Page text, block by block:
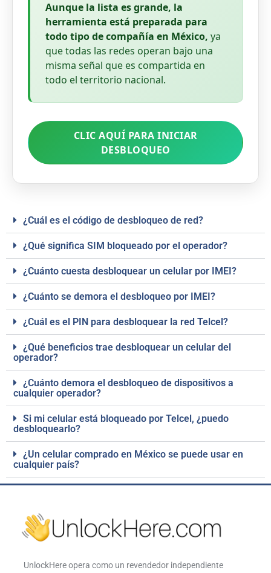
Aunque la lista es grande, la
herramienta está preparada para
todo tipo de compañía en México, ya
que todas las redes operan bajo una
misma señal que es compartida en
todo el territorio nacional.
CLIC AQUÍ PARA INICIAR
DESBLOQUEO
¿Cuál es el código de desbloqueo de red?
¿Qué significa SIM bloqueado por el operador?
¿Cuánto cuesta desbloquear un celular por IMEI?
¿Cuánto se demora el desbloqueo por IMEI?
¿Cuál es el PIN para desbloquear la red Telcel?
¿Qué beneficios trae desbloquear un celular del
operador?
¿Cuánto demora el desbloqueo de dispositivos a
cualquier operador?
Si mi celular está bloqueado por Telcel, ¿puedo
desbloquearlo?
¿Un celular comprado en México se puede usar en
cualquier país?
UnlockHere opera como un revendedor independiente